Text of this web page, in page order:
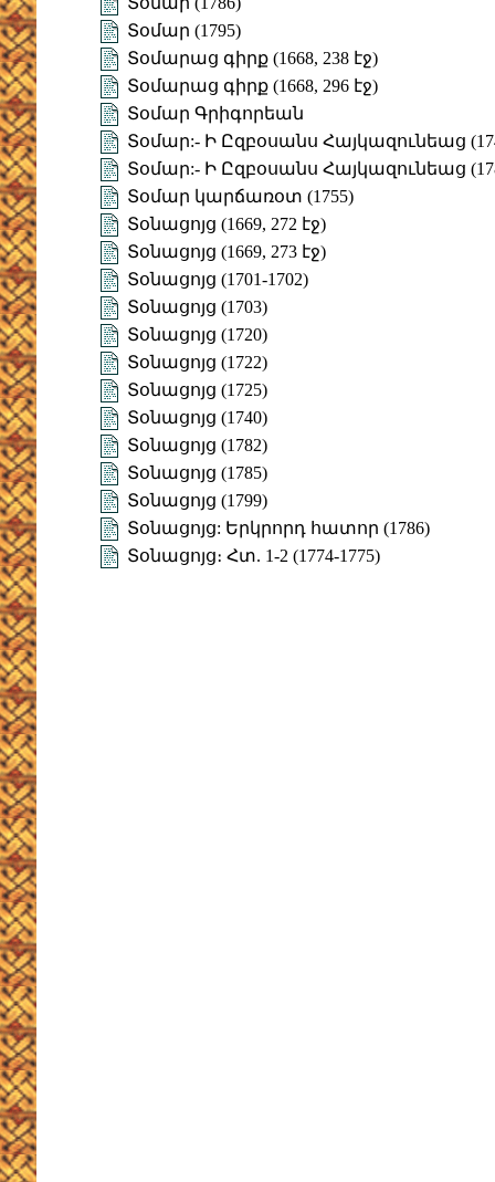
Տօմար (1795)
Տօմարաց գիրք (1668, 238 էջ)
Տօմարաց գիրք (1668, 296 էջ)
Տօմար Գրիգորեան
Տօմար:- Ի Ըզբօսանս Հայկազունեաց
Տօմար:- Ի Ըզբօսանս Հայկազունեաց
Տօմար կարճառօտ (1755)
Տօնացոյց (1669, 272 էջ)
Տօնացոյց (1669, 273 էջ)
Տօնացոյց (1701-1702)
Տօնացոյց (1703)
Տօնացոյց (1720)
Տօնացոյց (1722)
Տօնացոյց (1725)
Տօնացոյց (1740)
Տօնացոյց (1782)
Տօնացոյց (1785)
Տօնացոյց (1799)
Տօնացոյց: Երկրորդ հատոր (1786)
Տօնացոյց։ Հտ. 1-2 (1774-1775)